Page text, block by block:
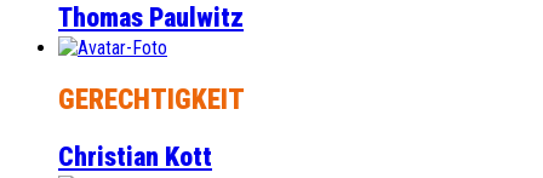
Thomas Paulwitz
GERECHTIGKEIT
Christian Kott